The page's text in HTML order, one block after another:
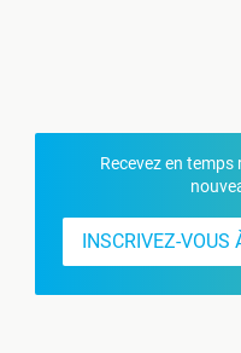
Recevez en
INSCRIVEZ-VOUS